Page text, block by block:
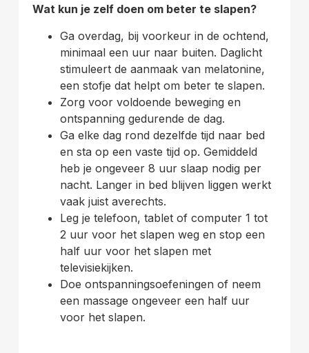
Wat kun je zelf doen om beter te slapen?
Ga overdag, bij voorkeur in de ochtend,
minimaal een uur naar buiten. Daglicht
stimuleert de aanmaak van melatonine,
een stofje dat helpt om beter te slapen.
Zorg voor voldoende beweging en
ontspanning gedurende de dag.
Ga elke dag rond dezelfde tijd naar bed
en sta op een vaste tijd op. Gemiddeld
heb je ongeveer 8 uur slaap nodig per
nacht. Langer in bed blijven liggen werkt
vaak juist averechts.
Leg je telefoon, tablet of computer 1 tot
2 uur voor het slapen weg en stop een
half uur voor het slapen met
televisiekijken.
Doe ontspanningsoefeningen of neem
een massage ongeveer een half uur
voor het slapen.